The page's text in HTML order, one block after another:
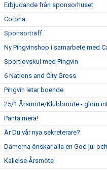
Erbjudande från sponsorhuset
Corona
Sponsorträff
Ny Pingvinshop i samarbete med
Sportlovskul med Pingvin
6 Nations and City Gross
Pingvin letar boende
25/1 Årsmöte/Klubbmöte - glöm
Panta mera!
Är Du vår nya sekreterare?
Damerna önskar alla en God jul
Kallelse Årsmöte